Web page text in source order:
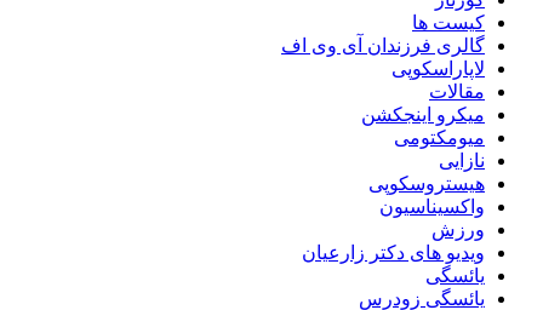
کیست ها
گالری فرزندان آی وی اف
لاپاراسکوپی
مقالات
میکرو اینجکشن
میومکتومی
نازایی
هیستروسکوپی
واکسیناسیون
ورزش
ویدیو های دکتر زارعیان
یائسگی
یائسگی زودرس